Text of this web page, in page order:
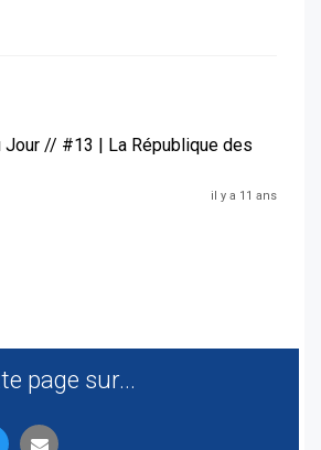
Jour // #13 | La République des
il y a 11 ans
page sur...